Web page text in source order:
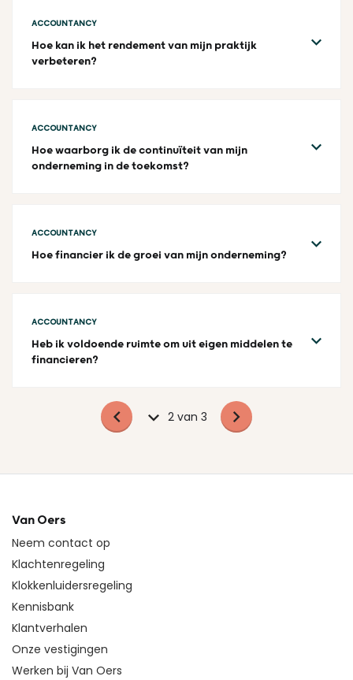
ACCOUNTANCY
Hoe kan ik het rendement van mijn praktijk
verbeteren?
ACCOUNTANCY
Hoe waarborg ik de continuïteit van mijn
onderneming in de toekomst?
ACCOUNTANCY
Hoe financier ik de groei van mijn onderneming?
ACCOUNTANCY
Heb ik voldoende ruimte om uit eigen middelen te
financieren?
2 van 3
Van Oers
Neem contact op
Klachtenregeling
Klokkenluidersregeling
Kennisbank
Klantverhalen
Onze vestigingen
Werken bij Van Oers